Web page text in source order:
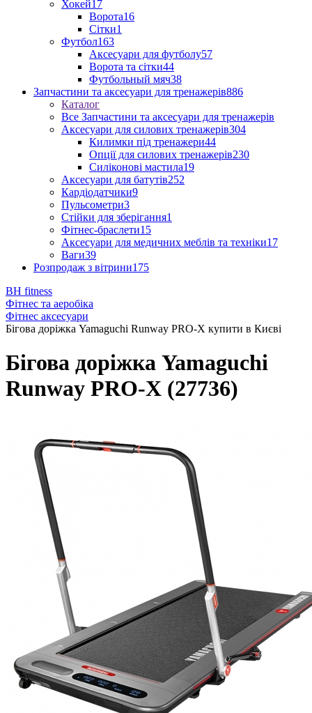
Хокей17
Ворота16
Сітки1
Футбол163
Аксесуари для футболу57
Ворота та сітки44
Футбольный мяч38
Запчастини та аксесуари для тренажерів886
Каталог
Все Запчастини та аксесуари для тренажерів
Аксесуари для силових тренажерів304
Килимки під тренажери44
Опції для силових тренажерів230
Силіконові мастила19
Аксесуари для батутів252
Кардіодатчики9
Пульсометри3
Стійки для зберігання1
Фітнес-браслети15
Аксесуари для медичних меблів та техніки17
Ваги39
Розпродаж з вітрини175
BH fitness
Фітнес та аеробіка
Фітнес аксесуари
Бігова доріжка Yamaguchi Runway PRO-X купити в Києві
Бігова доріжка Yamaguchi
Runway PRO-X (27736)